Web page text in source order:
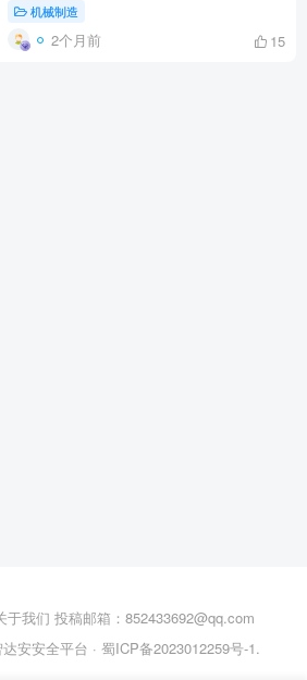
机械制造
2个月前 15
于我们 投稿邮箱：852433692@qq.com
达安安全平台 · 蜀ICP备2023012259号-1.